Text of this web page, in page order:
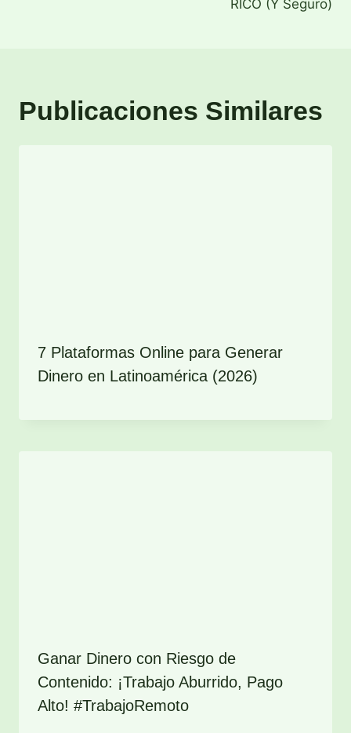
RICO (Y Seguro)
Publicaciones Similares
7 Plataformas Online para Generar
Dinero en Latinoamérica (2026)
Ganar Dinero con Riesgo de
Contenido: ¡Trabajo Aburrido, Pago
Alto! #TrabajoRemoto